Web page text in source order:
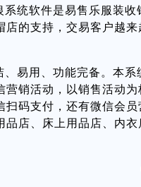
软件是易售乐服装收
的支持，交易客户越
用、功能完备。本系
销活动，以销售活动
码支付，还有微信会
店、床上用品店、内